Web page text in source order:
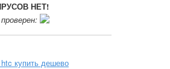
НЕТ!